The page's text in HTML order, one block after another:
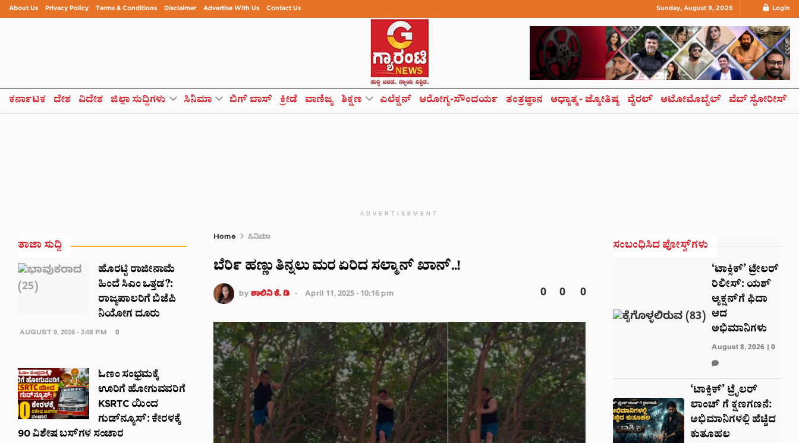
About Us Privacy Policy Terms & Conditions Disclaimer Advertise With Us Contact Us Sunday, August 9, 2026 Login
ಕರ್ನಾಟಕ ದೇಶ ವಿದೇಶ ಜಿಲ್ಲಾ ಸುದ್ದಿಗಳು ಸಿನಿಮಾ ಬಿಗ್ ಬಾಸ್ ಕ್ರೀಡೆ ವಾಣಿಜ್ಯ ಶಿಕ್ಷಣ ಎಲೆಕ್ಷನ್ ಆರೋಗ್ಯ-ಸೌಂದರ್ಯ ತಂತ್ರಜ್ಞಾನ ಆಧ್ಯಾತ್ಮ- ಜ್ಯೋತಿಷ್ಯ ವೈರಲ್ ಆಟೋಮೊಬೈಲ್ ವೆಬ್ ಸ್ಟೋರೀಸ್
ADVERTISEMENT
Home ಸಿನಿಮಾ
ಬೆರ್ರಿ ಹಣ್ಣು ತಿನ್ನಲು ಮರ ಏರಿದ ಸಲ್ಮಾನ್ ಖಾನ್..!
by ಶಾಲಿನಿ ಕೆ. ಡಿ April 11, 2025 - 10:16 pm 0 0 0
ತಾಜಾ ಸುದ್ದಿ
ಹೊರಟ್ಟಿ ರಾಜೀನಾಮೆ
ಹಿಂದೆ ಸಿಎಂ ಒತ್ತಡ?:
ರಾಜ್ಯಪಾಲರಿಗೆ ಬಿಜೆಪಿ
ನಿಯೋಗ ದೂರು
AUGUST 9, 2026 - 2:08 PM 0
ಓಣಂ ಸಂಭ್ರಮಕ್ಕೆ
ಊರಿಗೆ ಹೋಗುವವರಿಗೆ
KSRTC ಯಿಂದ
ಗುಡ್‌ನ್ಯೂಸ್: ಕೇರಳಕ್ಕೆ
90 ವಿಶೇಷ ಬಸ್‌ಗಳ ಸಂಚಾರ
ಸಂಬಂಧಿಸಿದ ಪೋಸ್ಟ್‌ಗಳು
‘ಟಾಕ್ಸಿಕ್’ ಟ್ರೇಲರ್
ರಿಲೀಸ್: ಯಶ್‌
ಆ್ಯಕ್ಷನ್‌ಗೆ ಫಿದಾ
ಆದ
ಅಭಿಮಾನಿಗಳು
August 8, 2026| 0
‘ಟಾಕ್ಸಿಕ್’ ಟ್ರೈಲರ್‌
ಲಾಂಚ್ ಗೆ ಕ್ಷಣಗಣನೆ:
ಅಭಿಮಾನಿಗಳಲ್ಲಿ ಹೆಚ್ಚಿದ
ಕುತೂಹಲ